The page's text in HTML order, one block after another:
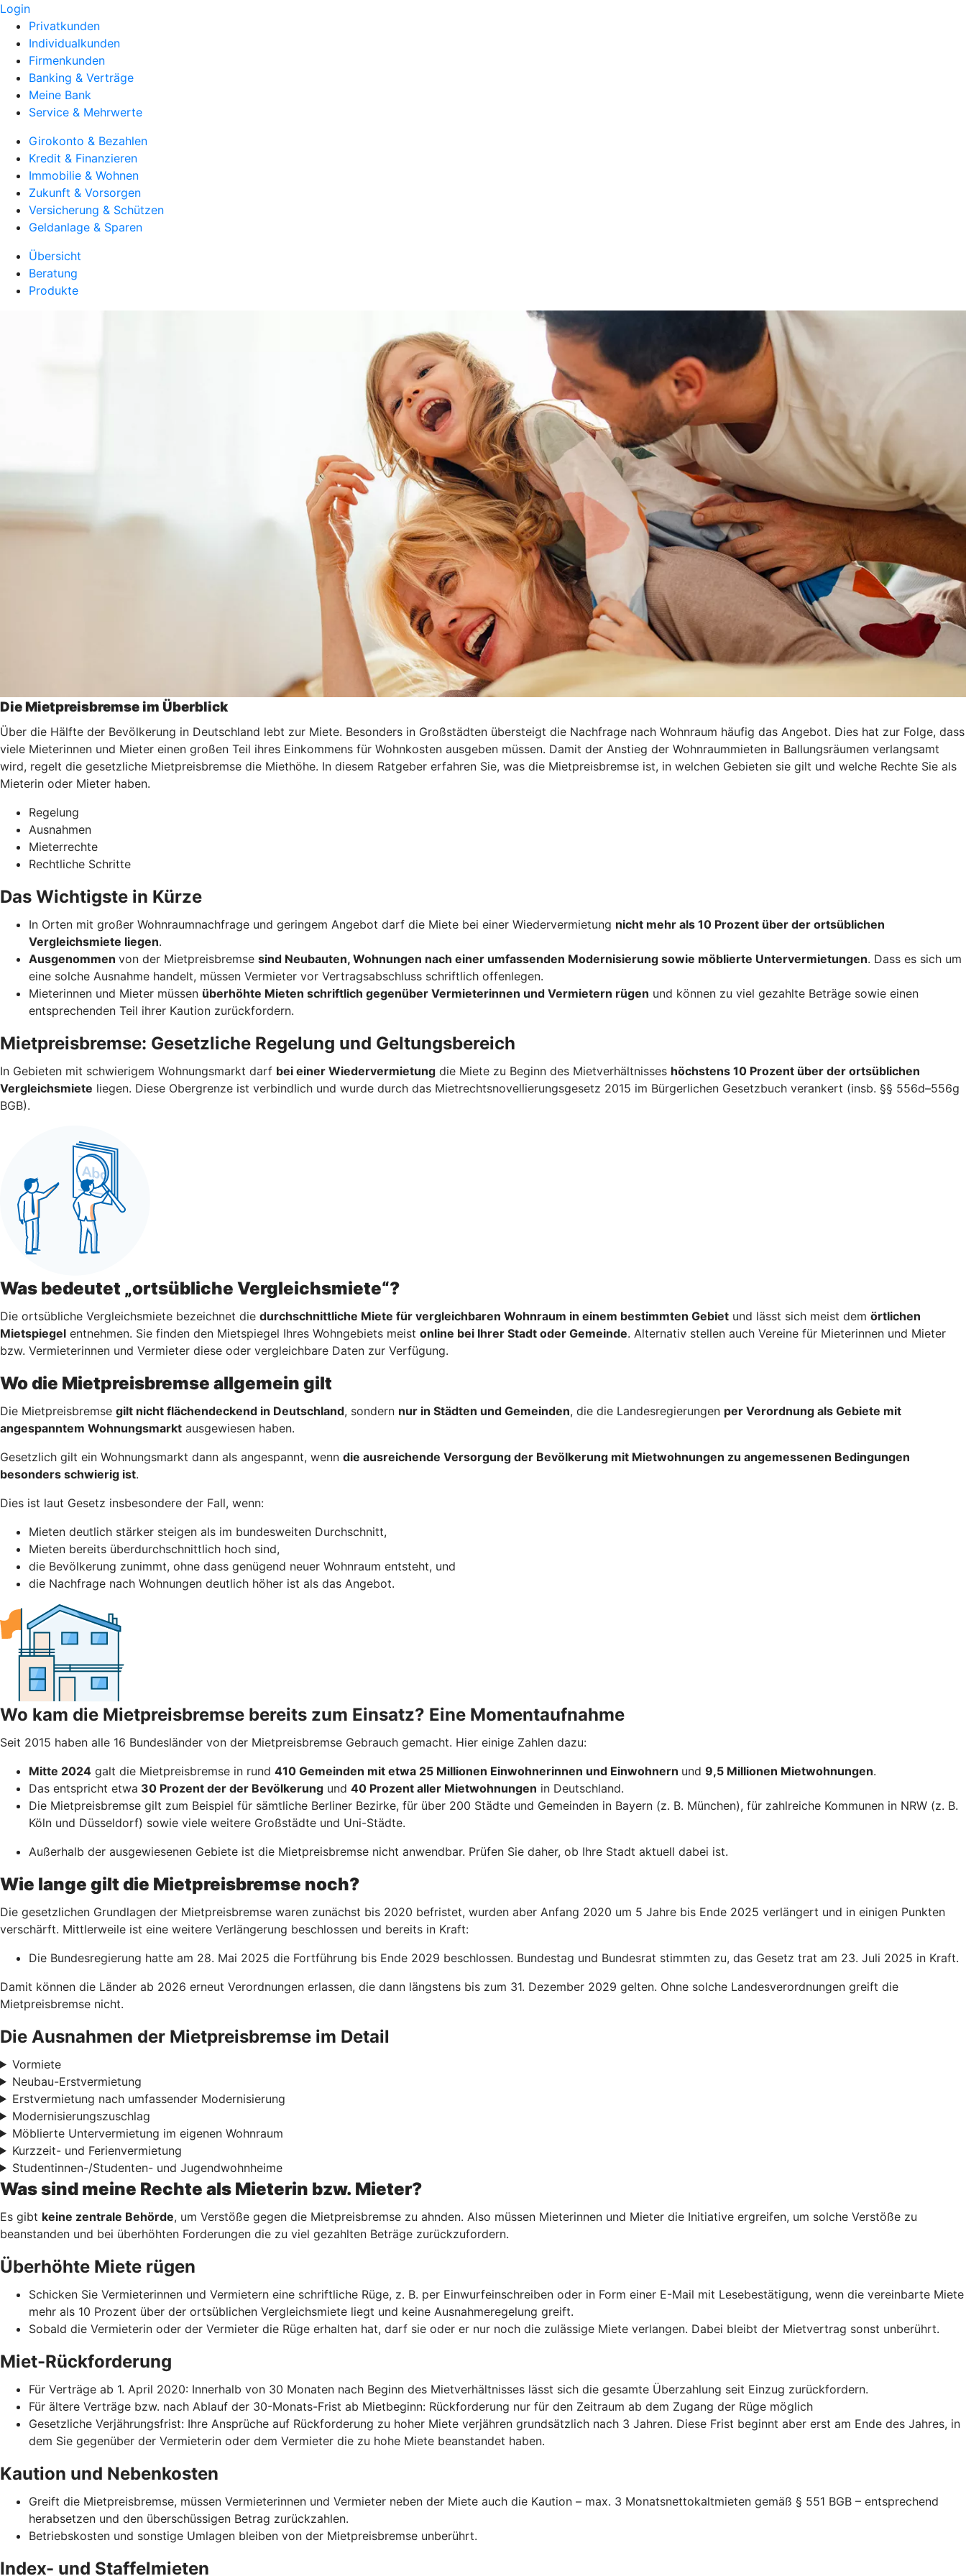
Login
Privatkunden
Individualkunden
Firmenkunden
Banking & Verträge
Meine Bank
Service & Mehrwerte
Girokonto & Bezahlen
Kredit & Finanzieren
Immobilie & Wohnen
Zukunft & Vorsorgen
Versicherung & Schützen
Geldanlage & Sparen
Übersicht
Beratung
Produkte
Die Mietpreisbremse im Überblick
Über die Hälfte der Bevölkerung in Deutschland lebt zur Miete. Besonders in Großstädten übersteigt die Nachfrage nach Wohnraum häufig das Angebot. Dies hat zur Folge, dass
viele Mieterinnen und Mieter einen großen Teil ihres Einkommens für Wohnkosten ausgeben müssen. Damit der Anstieg der Wohnraummieten in Ballungsräumen verlangsamt
wird, regelt die gesetzliche Mietpreisbremse die Miethöhe. In diesem Ratgeber erfahren Sie, was die Mietpreisbremse ist, in welchen Gebieten sie gilt und welche Rechte Sie als
Mieterin oder Mieter haben.
Regelung
Ausnahmen
Mieterrechte
Rechtliche Schritte
Das Wichtigste in Kürze
In Orten mit großer Wohnraumnachfrage und geringem Angebot darf die Miete bei einer Wiedervermietung nicht mehr als 10 Prozent über der ortsüblichen
Vergleichsmiete liegen.
Ausgenommen von der Mietpreisbremse sind Neubauten, Wohnungen nach einer umfassenden Modernisierung sowie möblierte Untervermietungen. Dass es sich um
eine solche Ausnahme handelt, müssen Vermieter vor Vertragsabschluss schriftlich offenlegen.
Mieterinnen und Mieter müssen überhöhte Mieten schriftlich gegenüber Vermieterinnen und Vermietern rügen und können zu viel gezahlte Beträge sowie einen
entsprechenden Teil ihrer Kaution zurückfordern.
Mietpreisbremse: Gesetzliche Regelung und Geltungsbereich
In Gebieten mit schwierigem Wohnungsmarkt darf bei einer Wiedervermietung die Miete zu Beginn des Mietverhältnisses höchstens 10 Prozent über der ortsüblichen
Vergleichsmiete liegen. Diese Obergrenze ist verbindlich und wurde durch das Mietrechtsnovellierungsgesetz 2015 im Bürgerlichen Gesetzbuch verankert (insb. §§ 556d–556g
BGB).
Was bedeutet „ortsübliche Vergleichsmiete“?
Die ortsübliche Vergleichsmiete bezeichnet die durchschnittliche Miete für vergleichbaren Wohnraum in einem bestimmten Gebiet und lässt sich meist dem örtlichen
Mietspiegel entnehmen. Sie finden den Mietspiegel Ihres Wohngebiets meist online bei Ihrer Stadt oder Gemeinde. Alternativ stellen auch Vereine für Mieterinnen und Mieter
bzw. Vermieterinnen und Vermieter diese oder vergleichbare Daten zur Verfügung.
Wo die Mietpreisbremse allgemein gilt
Die Mietpreisbremse gilt nicht flächendeckend in Deutschland, sondern nur in Städten und Gemeinden, die die Landesregierungen per Verordnung als Gebiete mit
angespanntem Wohnungsmarkt ausgewiesen haben.
Gesetzlich gilt ein Wohnungsmarkt dann als angespannt, wenn die ausreichende Versorgung der Bevölkerung mit Mietwohnungen zu angemessenen Bedingungen
besonders schwierig ist.
Dies ist laut Gesetz insbesondere der Fall, wenn:
Mieten deutlich stärker steigen als im bundesweiten Durchschnitt,
Mieten bereits überdurchschnittlich hoch sind,
die Bevölkerung zunimmt, ohne dass genügend neuer Wohnraum entsteht, und
die Nachfrage nach Wohnungen deutlich höher ist als das Angebot.
Wo kam die Mietpreisbremse bereits zum Einsatz? Eine Momentaufnahme
Seit 2015 haben alle 16 Bundesländer von der Mietpreisbremse Gebrauch gemacht. Hier einige Zahlen dazu:
Mitte 2024 galt die Mietpreisbremse in rund 410 Gemeinden mit etwa 25 Millionen Einwohnerinnen und Einwohnern und 9,5 Millionen Mietwohnungen.
Das entspricht etwa 30 Prozent der der Bevölkerung und 40 Prozent aller Mietwohnungen in Deutschland.
Die Mietpreisbremse gilt zum Beispiel für sämtliche Berliner Bezirke, für über 200 Städte und Gemeinden in Bayern (z. B. München), für zahlreiche Kommunen in NRW (z. B.
Köln und Düsseldorf) sowie viele weitere Großstädte und Uni-Städte.
Außerhalb der ausgewiesenen Gebiete ist die Mietpreisbremse nicht anwendbar. Prüfen Sie daher, ob Ihre Stadt aktuell dabei ist.
Wie lange gilt die Mietpreisbremse noch?
Die gesetzlichen Grundlagen der Mietpreisbremse waren zunächst bis 2020 befristet, wurden aber Anfang 2020 um 5 Jahre bis Ende 2025 verlängert und in einigen Punkten
verschärft. Mittlerweile ist eine weitere Verlängerung beschlossen und bereits in Kraft:
Die Bundesregierung hatte am 28. Mai 2025 die Fortführung bis Ende 2029 beschlossen. Bundestag und Bundesrat stimmten zu, das Gesetz trat am 23. Juli 2025 in Kraft.
Damit können die Länder ab 2026 erneut Verordnungen erlassen, die dann längstens bis zum 31. Dezember 2029 gelten. Ohne solche Landesverordnungen greift die
Mietpreisbremse nicht.
Die Ausnahmen der Mietpreisbremse im Detail
Vormiete
Neubau-Erstvermietung
Erstvermietung nach umfassender Modernisierung
Modernisierungszuschlag
Möblierte Untervermietung im eigenen Wohnraum
Kurzzeit- und Ferienvermietung
Studentinnen-/Studenten- und Jugendwohnheime
Was sind meine Rechte als Mieterin bzw. Mieter?
Es gibt keine zentrale Behörde, um Verstöße gegen die Mietpreisbremse zu ahnden. Also müssen Mieterinnen und Mieter die Initiative ergreifen, um solche Verstöße zu
beanstanden und bei überhöhten Forderungen die zu viel gezahlten Beträge zurückzufordern.
Überhöhte Miete rügen
Schicken Sie Vermieterinnen und Vermietern eine schriftliche Rüge, z. B. per Einwurfeinschreiben oder in Form einer E-Mail mit Lesebestätigung, wenn die vereinbarte Miete
mehr als 10 Prozent über der ortsüblichen Vergleichsmiete liegt und keine Ausnahmeregelung greift.
Sobald die Vermieterin oder der Vermieter die Rüge erhalten hat, darf sie oder er nur noch die zulässige Miete verlangen. Dabei bleibt der Mietvertrag sonst unberührt.
Miet-Rückforderung
Für Verträge ab 1. April 2020: Innerhalb von 30 Monaten nach Beginn des Mietverhältnisses lässt sich die gesamte Überzahlung seit Einzug zurückfordern.
Für ältere Verträge bzw. nach Ablauf der 30-Monats-Frist ab Mietbeginn: Rückforderung nur für den Zeitraum ab dem Zugang der Rüge möglich
Gesetzliche Verjährungsfrist: Ihre Ansprüche auf Rückforderung zu hoher Miete verjähren grundsätzlich nach 3 Jahren. Diese Frist beginnt aber erst am Ende des Jahres, in
dem Sie gegenüber der Vermieterin oder dem Vermieter die zu hohe Miete beanstandet haben.
Kaution und Nebenkosten
Greift die Mietpreisbremse, müssen Vermieterinnen und Vermieter neben der Miete auch die Kaution – max. 3 Monatsnettokaltmieten gemäß § 551 BGB – entsprechend
herabsetzen und den überschüssigen Betrag zurückzahlen.
Betriebskosten und sonstige Umlagen bleiben von der Mietpreisbremse unberührt.
Index- und Staffelmieten